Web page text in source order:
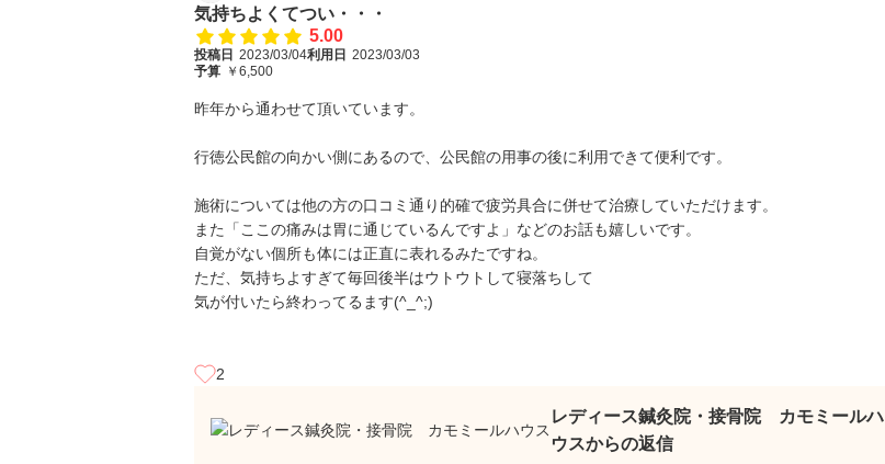
気持ちよくてつい・・・
5.00
投稿日 2023/03/04利用日 2023/03/03
予算 ￥6,500
昨年から通わせて頂いています。
行徳公民館の向かい側にあるので、公民館の用事の後に利用できて便利です。
施術については他の方の口コミ通り的確で疲労具合に併せて治療していただけます。
また「ここの痛みは胃に通じているんですよ」などのお話も嬉しいです。
自覚がない個所も体には正直に表れるみたですね。
ただ、気持ちよすぎて毎回後半はウトウトして寝落ちして
気が付いたら終わってるます(^_^;)
2
レディース鍼灸院・接骨院 カモミールハ
ウスからの返信